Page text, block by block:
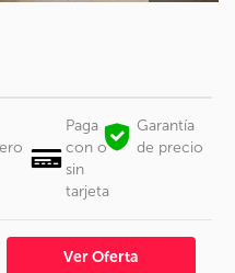
Paga
con o
sin
tarjeta
Garantía
de precio
Ver Oferta